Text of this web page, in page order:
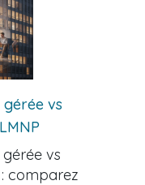
gérée vs
vs
comparez